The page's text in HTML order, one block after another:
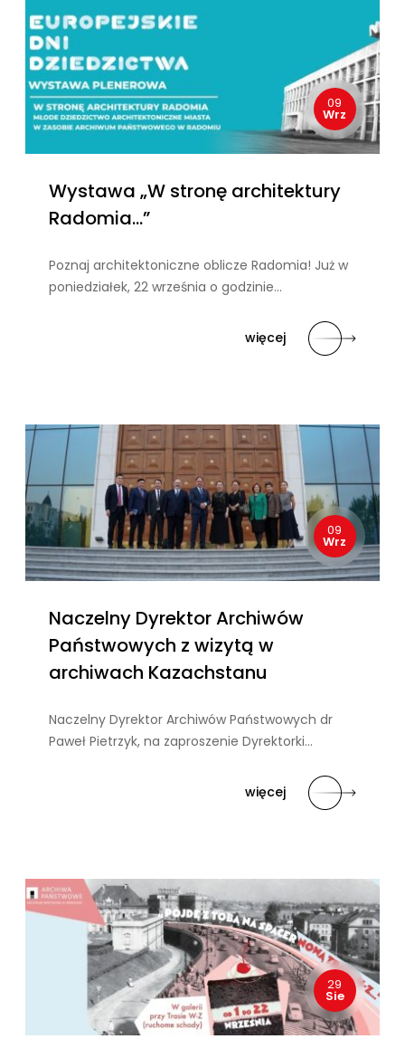
09
Wrz
Wystawa „W stronę architektury
Radomia…”
Poznaj architektoniczne oblicze Radomia! Już w
poniedziałek, 22 września o godzinie…
więcej
09
Wrz
Naczelny Dyrektor Archiwów
Państwowych z wizytą w
archiwach Kazachstanu
Naczelny Dyrektor Archiwów Państwowych dr
Paweł Pietrzyk, na zaproszenie Dyrektorki…
więcej
29
Sie